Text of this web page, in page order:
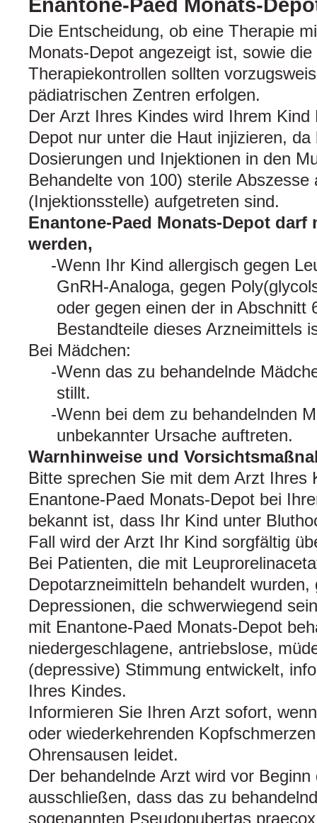
Enantone-Paed Monats-
Die Entscheidung, ob eine Therapie
Monats-Depot angezeigt ist, sowie
Therapiekontrollen sollten
pädiatrischen Zentren erfolgen.
Der Arzt Ihres Kindes wird Ihrem
Depot nur unter die Haut injizieren, da
Dosierungen und Injektionen in den
Behandelte von 100) sterile
(Injektionsstelle) aufgetreten sind.
Enantone-Paed Monats-Depot darf
werden,
Wenn Ihr Kind allergisch gegen
GnRH-Analoga, gegen
oder gegen einen der in Abschnitt
Bestandteile dieses Arzneimittels
Bei Mädchen:
Wenn das zu behandelnde
stillt.
Wenn bei dem zu behandelnden
unbekannter Ursache auftreten.
Warnhinweise und
Bitte sprechen Sie mit dem Arzt Ihres
Enantone-Paed Monats-Depot bei
bekannt ist, dass Ihr Kind unter
Fall wird der Arzt Ihr Kind sorgfältig
Bei Patienten, die mit
Depotarzneimitteln behandelt
Depressionen, die schwerwiegend
mit Enantone-Paed Monats-Depot
niedergeschlagene, antriebslose,
(depressive) Stimmung entwickelt,
Ihres Kindes.
Informieren Sie Ihren Arzt sofort,
oder wiederkehrenden
Ohrensausen leidet.
Der behandelnde Arzt wird vor
ausschließen, dass das zu
sogenannten Pseudopubertas